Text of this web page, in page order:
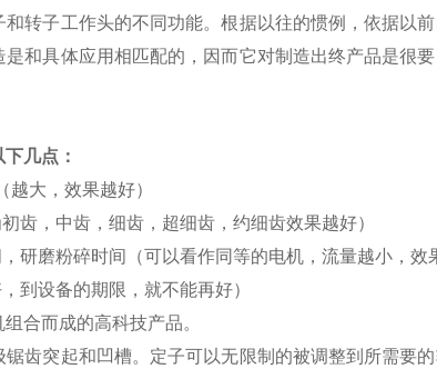
转子工作头的不同功能。根据以往的惯例，依据以
和具体应用相匹配的，因而它对制造出终产品是很
几点：
大，效果越好）
齿，中齿，细齿，超细齿，约细齿效果越好）
研磨粉碎时间（可以看作同等的电机，流量越小，效
到设备的期限，就不能再好）
合而成的高科技产品。
齿突起和凹槽。定子可以无限制的被调整到所需要